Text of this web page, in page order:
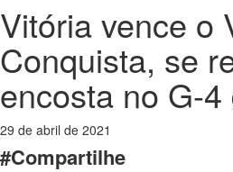
Vitória vence o
Conquista, se
encosta no G-
29 de abril de 2021
#Compartilhe